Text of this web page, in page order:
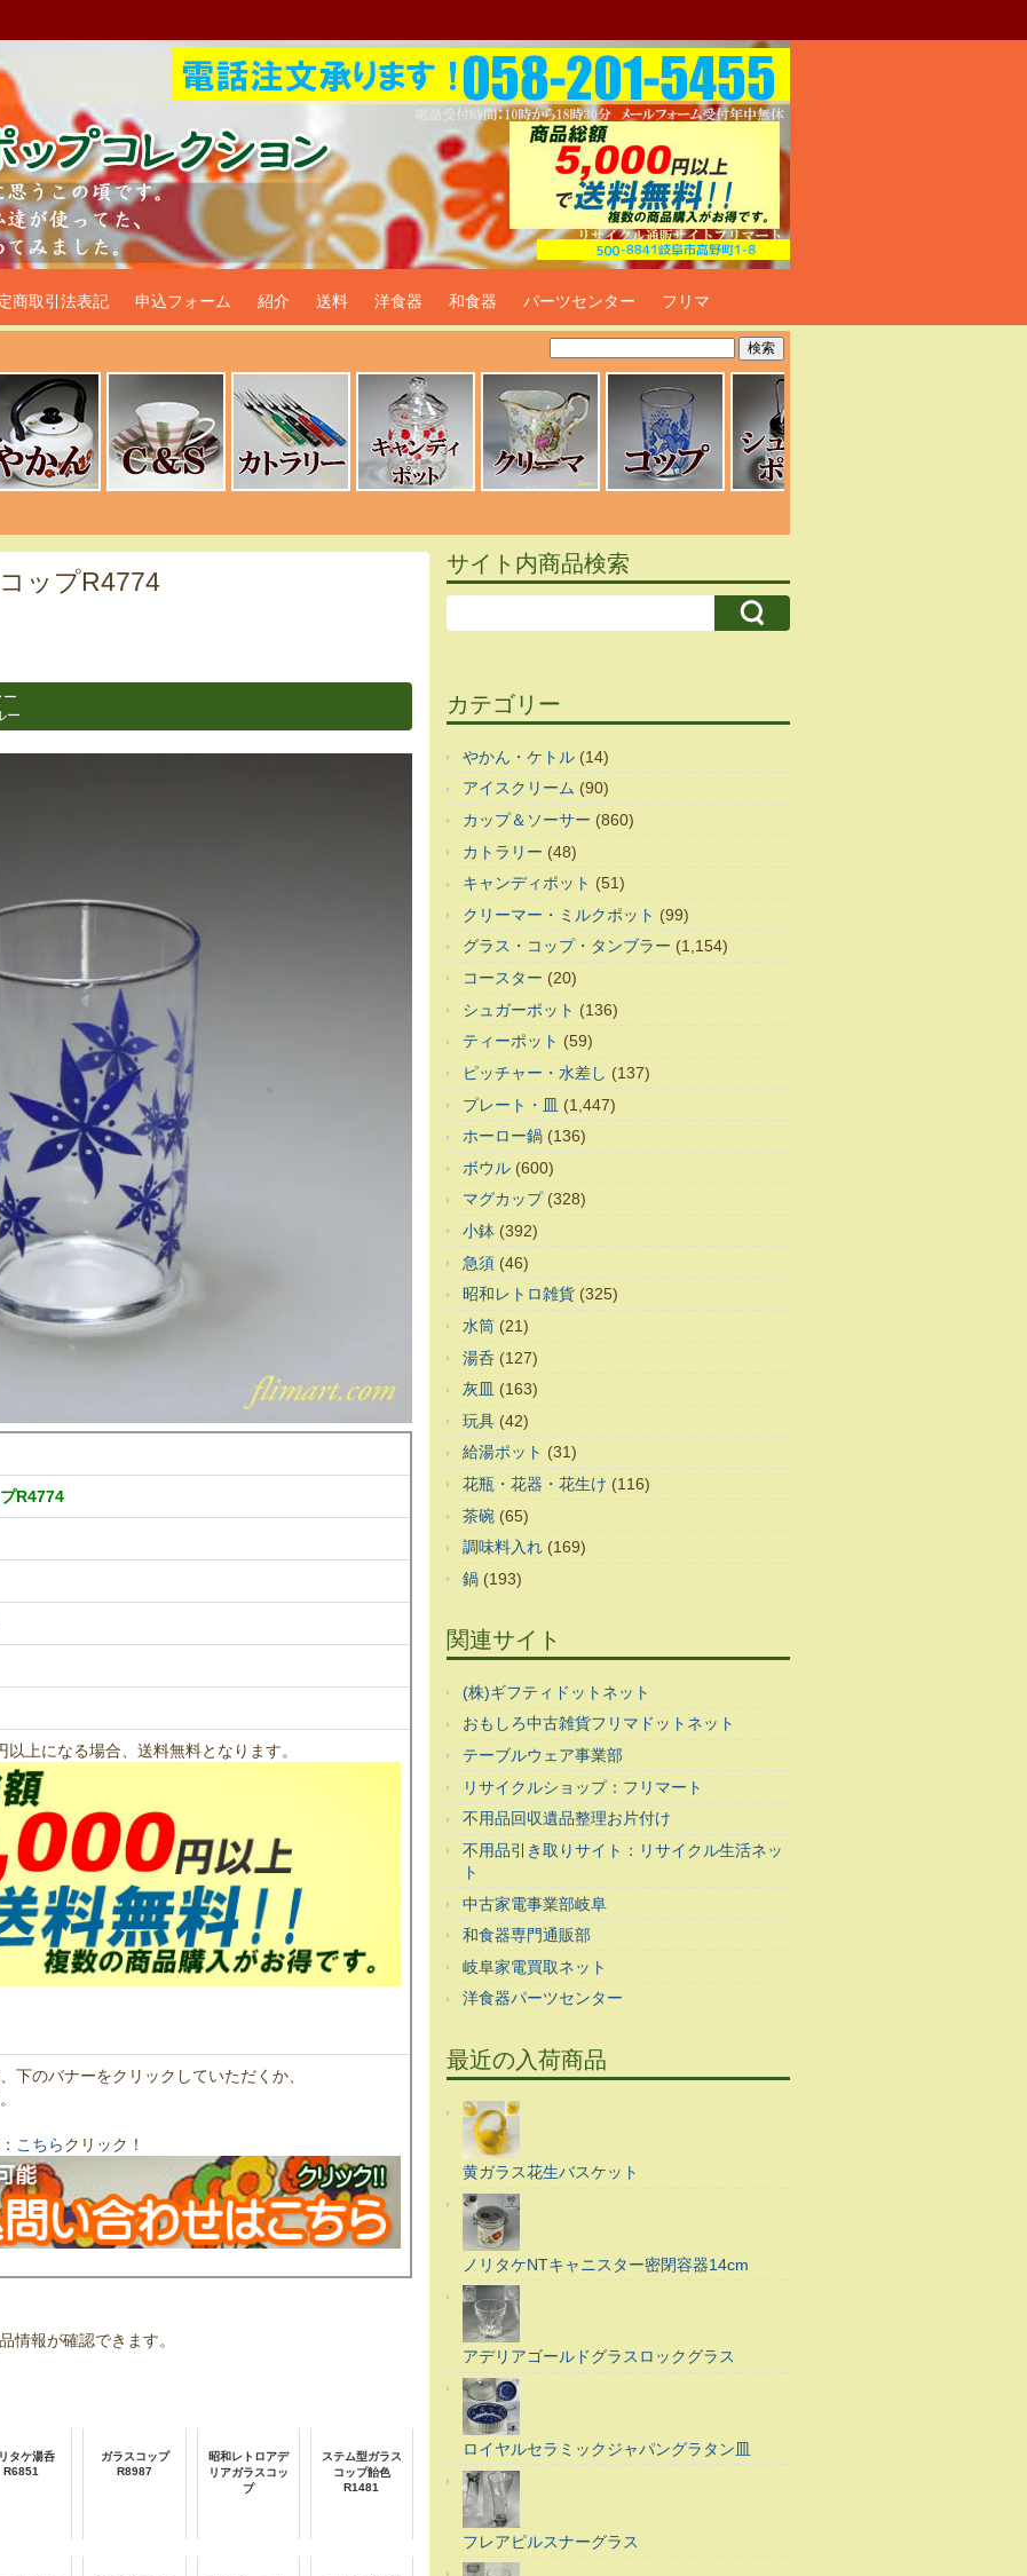
食器生活雑貨通販＠フリマート
商取引法表記 申込フォーム 紹介 送料 洋食器 和食器 パーツセンター フリマ
ップR4774
ー
ー
R4774
上になる場合、送料無料となります。
下のバナーをクリックしていただくか、
こちらクリック！
情報が確認できます。
タケ湯呑
R6851
ガラスコップ
R8987
昭和レトロアデ
リアガラスコッ
プ
ステム型ガラス
コップ飴色
R1481
サイト内商品検索
カテゴリー
やかん・ケトル (14)
アイスクリーム (90)
カップ＆ソーサー (860)
カトラリー (48)
キャンディポット (51)
クリーマー・ミルクポット (99)
グラス・コップ・タンブラー (1,154)
コースター (20)
シュガーポット (136)
ティーポット (59)
ピッチャー・水差し (137)
プレート・皿 (1,447)
ホーロー鍋 (136)
ボウル (600)
マグカップ(328)
小鉢 (392)
急須 (46)
昭和レトロ雑貨 (325)
水筒 (21)
湯呑 (127)
灰皿 (163)
玩具 (42)
給湯ポット (31)
花瓶・花器・花生け (116)
茶碗 (65)
調味料入れ (169)
鍋 (193)
関連サイト
(株)ギフティドットネット
おもしろ中古雑貨フリマドットネット
テーブルウェア事業部
リサイクルショップ：フリマート
不用品回収遺品整理お片付け
不用品引き取りサイト：リサイクル生活ネッ
ト
中古家電事業部岐阜
和食器専門通販部
岐阜家電買取ネット
洋食器パーツセンター
最近の入荷商品
黄ガラス花生バスケット
ノリタケNTキャニスター密閉容器14cm
アデリアゴールドグラスロックグラス
ロイヤルセラミックジャパングラタン皿
フレアピルスナーグラス